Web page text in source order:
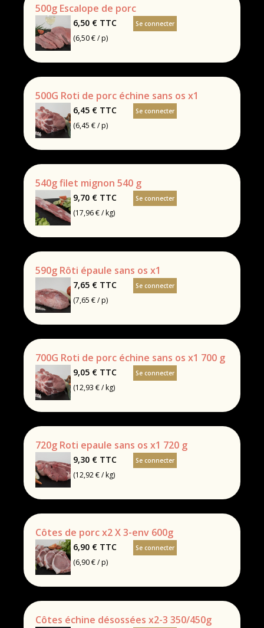
500g Escalope de porc
6,50 € TTC
(6,50 € / p)
Se connecter
500G Roti de porc échine sans os x1
6,45 € TTC
(6,45 € / p)
Se connecter
540g filet mignon 540 g
9,70 € TTC
(17,96 € / kg)
Se connecter
590g Rôti épaule sans os x1
7,65 € TTC
(7,65 € / p)
Se connecter
700G Roti de porc échine sans os x1 700 g
9,05 € TTC
(12,93 € / kg)
Se connecter
720g Roti epaule sans os x1 720 g
9,30 € TTC
(12,92 € / kg)
Se connecter
Côtes de porc x2 X 3-env 600g
6,90 € TTC
(6,90 € / p)
Se connecter
Côtes échine désossées x2-3 350/450g